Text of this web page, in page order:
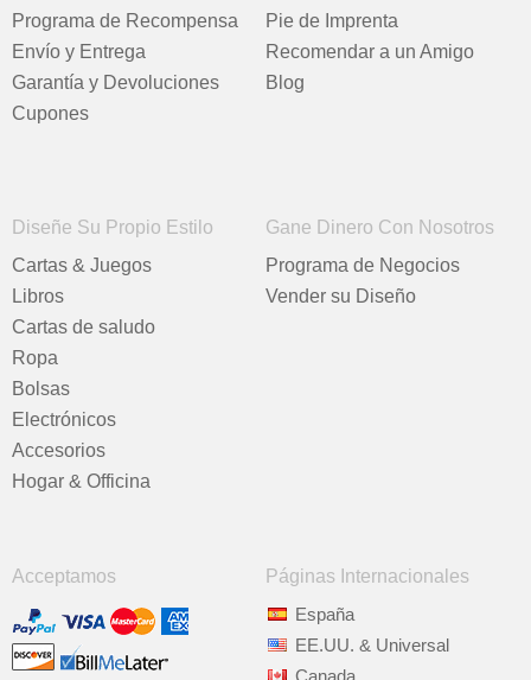
Programa de Recompensa
Envío y Entrega
Garantía y Devoluciones
Cupones
Pie de Imprenta
Recomendar a un Amigo
Blog
Diseñe Su Propio Estilo
Cartas & Juegos
Libros
Cartas de saludo
Ropa
Bolsas
Electrónicos
Accesorios
Hogar & Officina
Gane Dinero Con Nosotros
Programa de Negocios
Vender su Diseño
Acceptamos
Páginas Internacionales
España
EE.UU. & Universal
Canada